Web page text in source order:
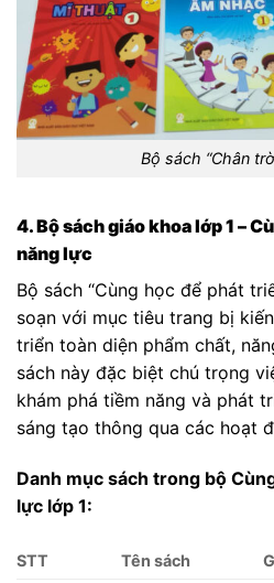
Bộ sách “Chân
4. Bộ sách giáo khoa lớp 1 –
năng lực
Bộ sách “Cùng học để phát
soạn với mục tiêu trang bị
triển toàn diện phẩm chất,
sách này đặc biệt chú trọng
khám phá tiềm năng và phát
sáng tạo thông qua các hoạt
Danh mục sách trong bộ
lực lớp 1:
STT Tên sách